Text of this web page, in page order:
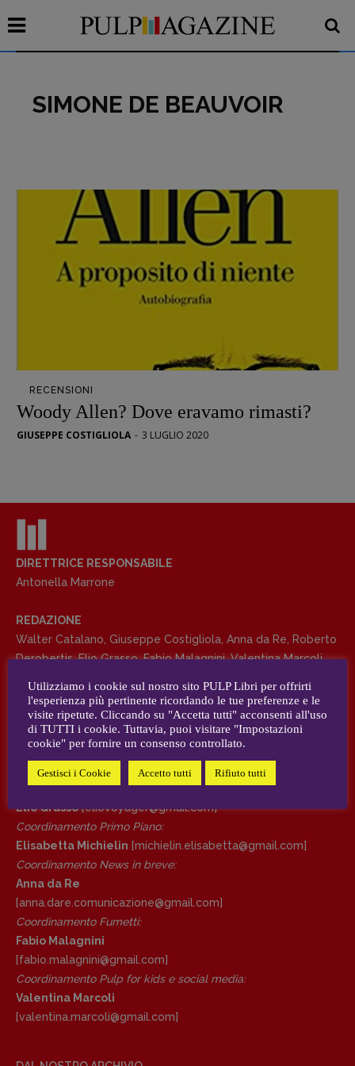
Interviste
RUBRICHE
Archeologie del
presente
Fumetti
DOSSIER
12 dicembre
Psichedelia
Scienza
Tornare a Ballard
Valerio Evangelisti
Vampirismi
Zong!
DIRETTRICE RESPONSABILE
Antonella Marrone
Walter Catalano Giuseppe Costigliola
Grasso , Fabio Malagnini,Valentina
Marcoli,Elisabetta Michielin
Spallina
CONTATTI
Case editrici e coordinamento
recensioni:
Elio Grasso[eliovoyager@gmail.com]
Coordinamento Primo Piano
Elisabetta Michielin
SIMONE DE BEAUVOIR
RECENSIONI
Woody Allen? Dove eravamo rimasti?
GIUSEPPE COSTIGLIOLA - 3 LUGLIO 2020
DIRETTRICE RESPONSABILE
Antonella Marrone
REDAZIONE
Walter Catalano Giuseppe Costigliola Anna da Re
Roberto
Derobertis,Elio Grasso,Fabio Malagnini,Valentina Marcoli,
AUTORI e COLLABORATORI
CONTATTI
Case editrici e coordinamento recensioni:
Elio Grasso[eliovoyager@gmail.com]
Coordinamento Primo Piano:
Elisabetta Michielin [michielin.elisabetta@gmail.com]
Coordinamento News in breve:
Anna da Re
[anna.dare.comunicazione@gmail. com]
Coordinamento Fumetti:
Fabio Malagnini
[fabio.malagnini@gmail. com]
Coordinamento Pulp for kids e social media:
Valentina Marcoli
[valentina.marcoli@gmail. com]
Utilizziamo i cookie sul nostro sito PULP Libri per offrirti
l'esperienza più pertinente ricordando le tue preferenze e le
visite ripetute. Cliccando su "Accetta tutti" acconsenti all'uso
di TUTTI i cookie. Tuttavia, puoi visitare "Impostazioni
cookie" per fornire un consenso controllato.
Gestisci i Cookie Accetto tutti Rifiuto tutti